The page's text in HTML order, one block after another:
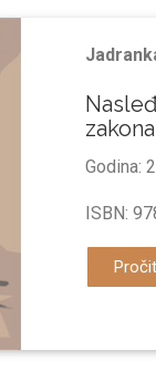
zаkonа
Godina:
ISBN: